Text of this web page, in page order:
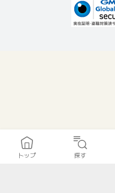
トップ 探す